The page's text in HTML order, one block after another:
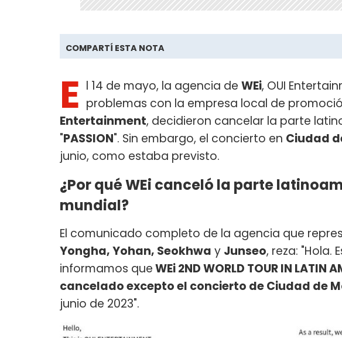
COMPARTÍ ESTA NOTA
E l 14 de mayo, la agencia de WEi, OUI
problemas con la empresa local de
Entertainment, decidieron cancelar la parte
"PASSION". Sin embargo, el concierto en Ciudad
junio, como estaba previsto.
¿Por qué WEi canceló la parte
mundial?
El comunicado completo de la agencia que
Yongha, Yohan, Seokhwa y Junseo, reza: "Hola.
informamos queWEi 2ND WORLD TOUR IN LATIN
cancelado excepto el concierto de Ciudad de
junio de 2023".